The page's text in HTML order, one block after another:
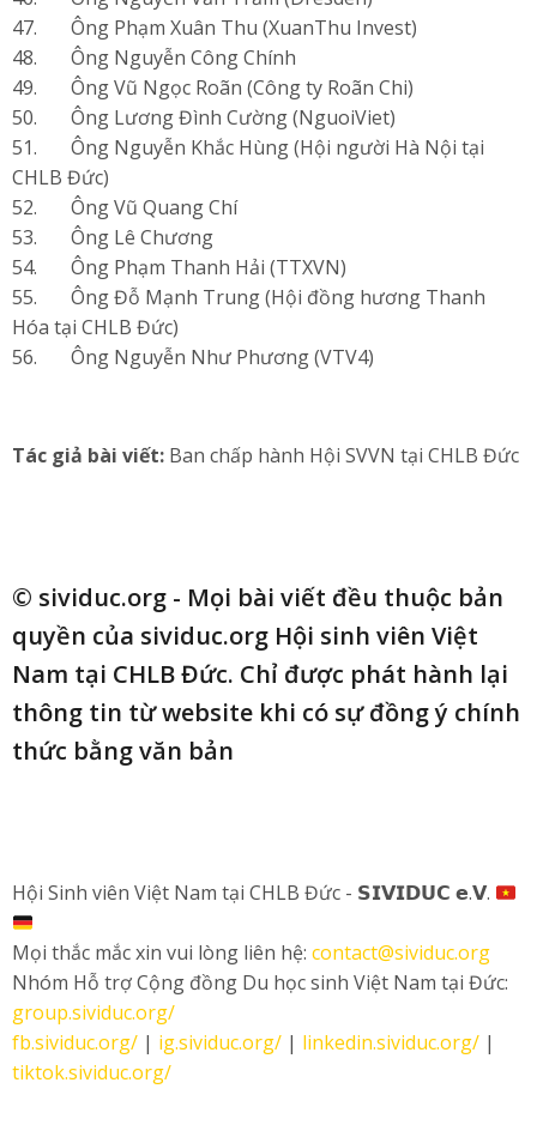
47. Ông Phạm Xuân Thu (XuanThu Invest)
48. Ông Nguyễn Công Chính
49. Ông Vũ Ngọc Roãn (Công ty Roãn Chi)
50. Ông Lương Đình Cường (NguoiViet)
51. Ông Nguyễn Khắc Hùng (Hội người Hà Nội tại
CHLB Đức)
52. Ông Vũ Quang Chí
53. Ông Lê Chương
54. Ông Phạm Thanh Hải (TTXVN)
55. Ông Đỗ Mạnh Trung (Hội đồng hương Thanh
Hóa tại CHLB Đức)
56. Ông Nguyễn Như Phương (VTV4)
Tác giả bài viết: Ban chấp hành Hội SVVN tại CHLB Đức
© sividuc.org - Mọi bài viết đều thuộc bản
quyền của sividuc.org Hội sinh viên Việt
Nam tại CHLB Đức. Chỉ được phát hành lại
thông tin từ website khi có sự đồng ý chính
thức bằng văn bản
Hội Sinh viên Việt Nam tại CHLB Đức - 𝗦𝗜𝗩𝗜𝗗𝗨𝗖 𝗲.𝗩.
Mọi thắc mắc xin vui lòng liên hệ: contact@sividuc.org
Nhóm Hỗ trợ Cộng đồng Du học sinh Việt Nam tại Đức:
group.sividuc.org/
fb.sividuc.org/ | ig.sividuc.org/ | linkedin.sividuc.org/ |
tiktok.sividuc.org/